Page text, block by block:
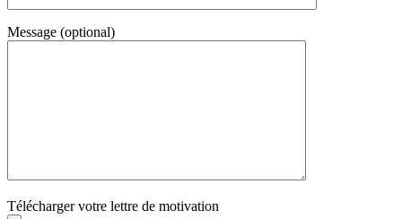
Message (optional)
Télécharger votre lettre de motivation